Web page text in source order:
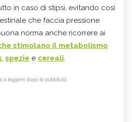
in caso di stipsi, evitando così
che faccia pressione
norma anche ricorrere ai
stimolano il metabolismo
, spezie e cereali.
a leggere dopo la pubblicità